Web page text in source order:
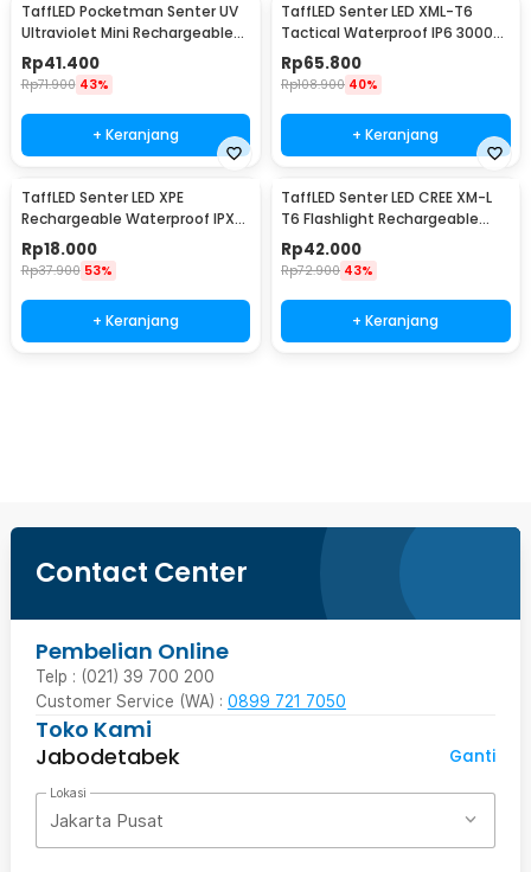
TaffLED Pocketman Senter UV
Ultraviolet Mini Rechargeable
395nm - P1UV
Rp41.400
Rp71.900 43%
+ Keranjang
TaffLED Senter LED XML-T6
Tactical Waterproof IP6 3000
Lumens - E97
Rp65.800
Rp108.900 40%
+ Keranjang
TaffLED Senter LED XPE
Rechargeable Waterproof IPX4
200 Lumens - 3187
Rp18.000
Rp37.900 53%
+ Keranjang
TaffLED Senter LED CREE XM-L
T6 Flashlight Rechargeable
500 Lumens - CH1463
Rp42.000
Rp72.900 43%
+ Keranjang
Contact Center
Pembelian Online
Telp : (021) 39 700 200
Customer Service (WA) : 0899 721 7050
Toko Kami
Jabodetabek
Ganti
Lokasi
Jakarta Pusat